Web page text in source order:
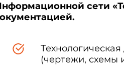
сети
(чертежи, схемы